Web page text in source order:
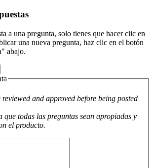
a una pregunta, solo tienes que hacer clic en
una nueva pregunta, haz clic en el botón
abajo.
and approved before being posted
que todas las preguntas sean apropiadas y
el producto.